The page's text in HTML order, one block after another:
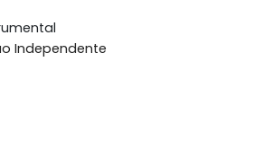
Independente